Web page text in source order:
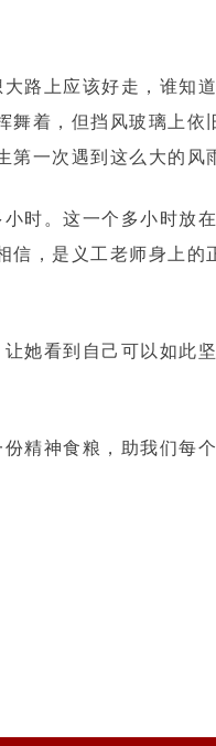
路上应该好走，谁知
舞着，但挡风玻璃上依
一次遇到这么大的风
时。这一个多小时放
信，是义工老师身上的
她看到自己可以如此
精神食粮，助我们每